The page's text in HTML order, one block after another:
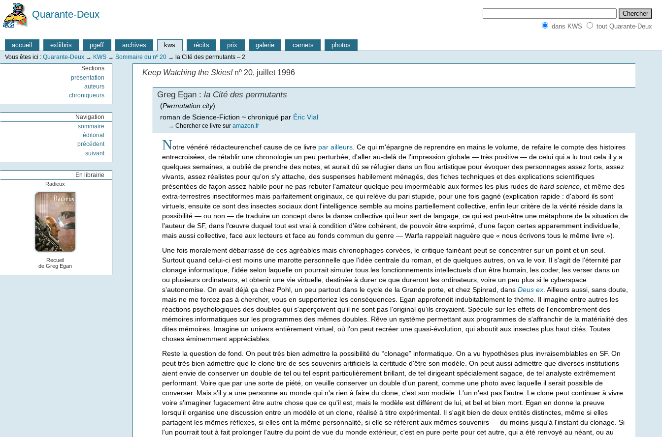
Quarante-Deux
dans KWS tout Quarante-Deux
accueil exliibris pgeff archives kws récits prix galerie carnets photos
Vous êtes ici : Quarante-Deux → KWS → Sommaire du nº 20 → la Cité des permutants – 2
Sections
présentation
auteurs
chroniqueurs
Navigation
sommaire
éditorial
précédent
suivant
En librairie
Radieux
Recueil
de Greg Egan
Keep Watching the Skies!nº 20, juillet 1996
Greg Egan :la Cité des permutants
(Permutation city)
roman de Science-Fiction ~ chroniqué par Éric Vial
→ Chercher ce livre suramazon.fr
Notre vénéré rédacteurenchef cause de ce livre par ailleurs. Ce qui m'épargne de reprendre en mains le volume, de refaire le compte des histoires
entrecroisées, de rétablir une chronologie un peu perturbée, d'aller au-delà de l'impression globale — très positive — de celui qui a lu tout cela il y a
quelques semaines, a oublié de prendre des notes, et aurait dû se réfugier dans un flou artistique pour évoquer des personnages assez forts, assez
vivants, assez réalistes pour qu'on s'y attache, des suspenses habilement ménagés, des fiches techniques et des explications scientifiques
présentées de façon assez habile pour ne pas rebuter l'amateur quelque peu imperméable aux formes les plus rudes de hard science, et même des
extra-terrestres insectiformes mais parfaitement originaux, ce qui relève du pari stupide, pour une fois gagné (explication rapide : d'abord ils sont
virtuels, ensuite ce sont des insectes sociaux dont l'intelligence semble au moins partiellement collective, enfin leur critère de la vérité réside dans la
possibilité — ou non — de traduire un concept dans la danse collective qui leur sert de langage, ce qui est peut-être une métaphore de la situation de
l'auteur de SF, dans l'œuvre duquel tout est vrai à condition d'être cohérent, de pouvoir être exprimé, d'une façon certes apparemment individuelle,
mais aussi collective, face aux lecteurs et face au fonds commun du genre — Warfa rappelait naguère que « nous écrivons tous le même livre »).
Une fois moralement débarrassé de ces agréables mais chronophages corvées, le critique fainéant peut se concentrer sur un point et un seul.
Surtout quand celui-ci est moins une marotte personnelle que l'idée centrale du roman, et de quelques autres, on va le voir. Il s'agit de l'éternité par
clonage informatique, l'idée selon laquelle on pourrait simuler tous les fonctionnements intellectuels d'un être humain, les coder, les verser dans un
ou plusieurs ordinateurs, et obtenir une vie virtuelle, destinée à durer ce que dureront les ordinateurs, voire un peu plus si le cyberspace
s'autonomise. On avait déjà ça chez Pohl, un peu partout dans le cycle de la Grande porte, et chez Spinrad, dans Deus ex. Ailleurs aussi, sans doute,
mais ne me forcez pas à chercher, vous en supporteriez les conséquences. Egan approfondit indubitablement le thème. Il imagine entre autres les
réactions psychologiques des doubles qui s'aperçoivent qu'il ne sont pas l'original qu'ils croyaient. Spécule sur les effets de l'encombrement des
mémoires informatiques sur les programmes des mêmes doubles. Rêve un système permettant aux programmes de s'affranchir de la matérialité des
dites mémoires. Imagine un univers entièrement virtuel, où l'on peut recréer une quasi-évolution, qui aboutit aux insectes plus haut cités. Toutes
choses éminemment appréciables.
Reste la question de fond. On peut très bien admettre la possibilité du “clonage” informatique. On a vu hypothèses plus invraisemblables en SF. On
peut très bien admettre que le clone tire de ses souvenirs artificiels la certitude d'être son modèle. On peut aussi admettre que diverses institutions
aient envie de conserver un double de tel ou tel esprit particulièrement brillant, de tel dirigeant spécialement sagace, de tel analyste extrêmement
performant. Voire que par une sorte de piété, on veuille conserver un double d'un parent, comme une photo avec laquelle il serait possible de
converser. Mais s'il y a une personne au monde qui n'a rien à faire du clone, c'est son modèle. L'un n'est pas l'autre. Le clone peut continuer à vivre
voire s'imaginer fugacement être autre chose que ce qu'il est, mais le modèle est différent de lui, et bel et bien mort. Egan en donne la preuve
lorsqu'il organise une discussion entre un modèle et un clone, réalisé à titre expérimental. Il s'agit bien de deux entités distinctes, même si elles
partagent les mêmes réflexes, si elles ont la même personnalité, si elle se référent aux mêmes souvenirs — du moins jusqu'à l'instant du clonage. Si
l'un pourrait tout à fait prolonger l'autre du point de vue du monde extérieur, c'est en pure perte pour cet autre, qui a été renvoyé au néant, ou au